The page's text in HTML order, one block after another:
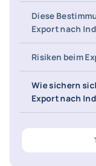
Diese
Export nach
Risiken beim
Wie sichern
Export nach